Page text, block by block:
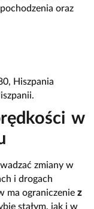
oraz
Hiszpania
w
zmiany w
i drogach
ma ograniczenie z
stałym, jak i w